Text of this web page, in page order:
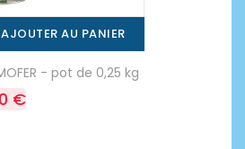
AJOUTER AU PANIER
- pot de 0,25 kg
€